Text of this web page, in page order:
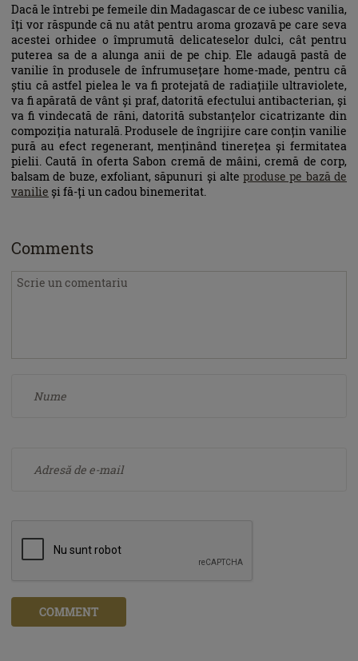
Dacă le întrebi pe femeile din Madagascar de ce iubesc vanilia,
îți vor răspunde că nu atât pentru aroma grozavă pe care seva
acestei orhidee o împrumută delicateselor dulci, cât pentru
puterea sa de a alunga anii de pe chip. Ele adaugă pastă de
vanilie în produsele de înfrumusețare home-made, pentru că
știu că astfel pielea le va fi protejată de radiațiile ultraviolete,
va fi apărată de vânt și praf, datorită efectului antibacterian, și
va fi vindecată de răni, datorită substanțelor cicatrizante din
compoziția naturală. Produsele de îngrijire care conțin vanilie
pură au efect regenerant, menținând tinerețea și fermitatea
pielii. Caută în oferta Sabon cremă de mâini, cremă de corp,
balsam de buze, exfoliant, săpunuri și alteproduse pe bază de
vanilie și fă-ți un cadou binemeritat.
Comments
COMMENT